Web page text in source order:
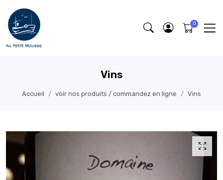
Vins
Accueil voir nos produits / commandez en ligne Vins